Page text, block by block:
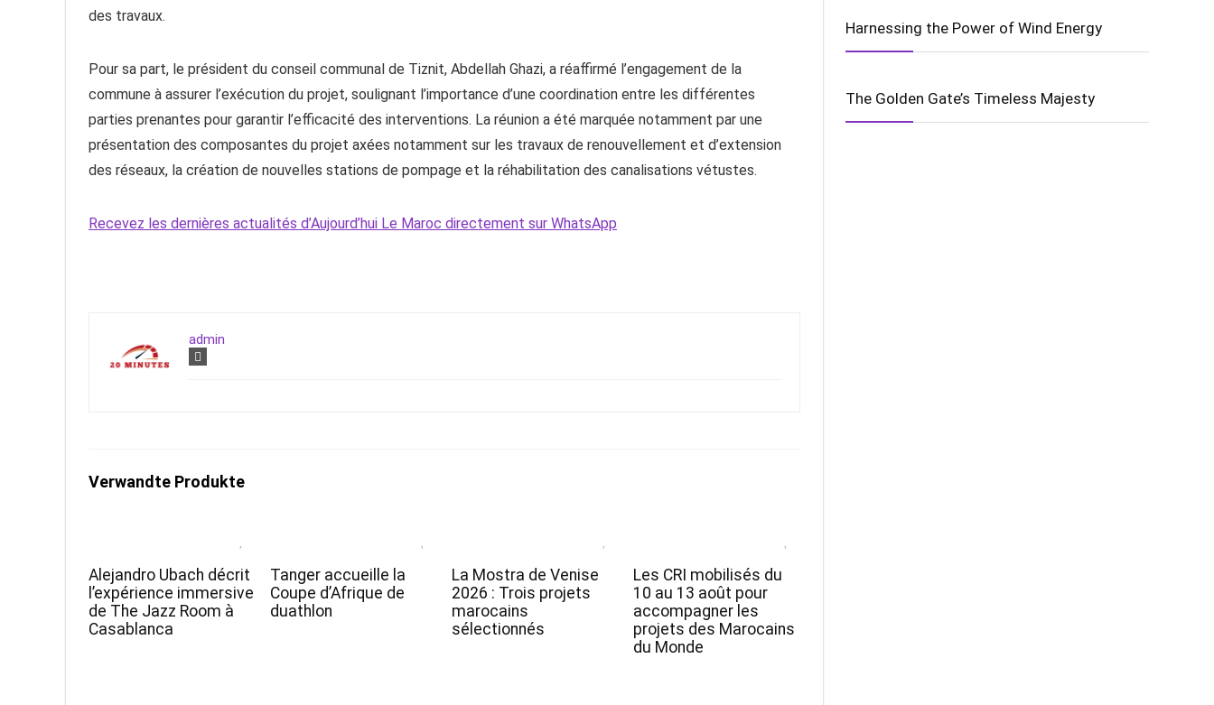
des travaux.
Pour sa part, le président du conseil communal de Tiznit, Abdellah Ghazi, a réaffirmé l’engagement de la
commune à assurer l’exécution du projet, soulignant l’importance d’une coordination entre les différentes
parties prenantes pour garantir l’efficacité des interventions. La réunion a été marquée notamment par une
présentation des composantes du projet axées notamment sur les travaux de renouvellement et d’extension
des réseaux, la création de nouvelles stations de pompage et la réhabilitation des canalisations vétustes.
Recevez les dernières actualités d’Aujourd’hui Le Maroc directement sur WhatsApp
admin
Verwandte Produkte
Alejandro Ubach décrit
l’expérience immersive
de The Jazz Room à
Casablanca
Tanger accueille la
Coupe d’Afrique de
duathlon
La Mostra de Venise
2026 : Trois projets
marocains
sélectionnés
Les CRI mobilisés du
10 au 13 août pour
accompagner les
projets des Marocains
du Monde
Harnessing the Power of Wind Energy
The Golden Gate’s Timeless Majesty